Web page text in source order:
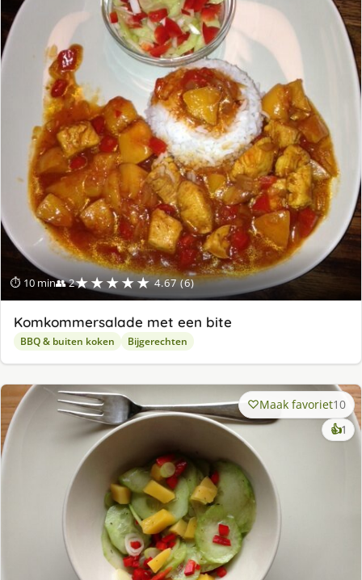
⏱ 10 min👥 2★★★★★ 4.67 (6)
Komkommersalade met een bite
BBQ & buiten koken Bijgerechten
Maak favoriet10
👍1